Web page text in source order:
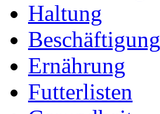
Haltung
Beschäftigung
Ernährung
Futterlisten